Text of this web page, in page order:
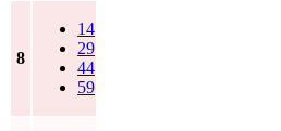
8
14
29
44
59